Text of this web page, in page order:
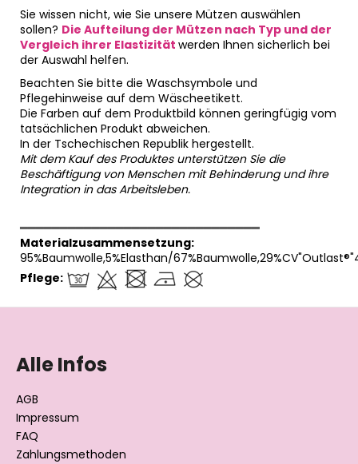
Sie wissen nicht, wie Sie unsere Mützen auswählen
sollen? Die Aufteilung der Mützen nach Typ und der
Vergleich ihrer Elastizität werden Ihnen sicherlich bei
der Auswahl helfen.
Beachten Sie bitte die Waschsymbole und
Pflegehinweise auf dem Wäscheetikett.
Die Farben auf dem Produktbild können geringfügig vom
tatsächlichen Produkt abweichen.
In der Tschechischen Republik hergestellt.
Mit dem Kauf des Produktes unterstützen Sie die
Beschäftigung von Menschen mit Behinderung und ihre
Integration in das Arbeitsleben.
══════════════════════════════
Materialzusammensetzung:
95%Baumwolle,5%Elasthan/
Pflege:
F
Alle Infos
AGB
Impressum
FAQ
Zahlungsmethoden